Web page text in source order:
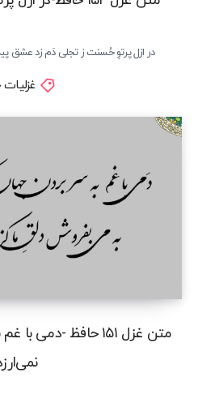
در ازل پرتوِ حُسنت ز تجلی دَم زد عشق
متن غزل ۱۵۱ حافظ -